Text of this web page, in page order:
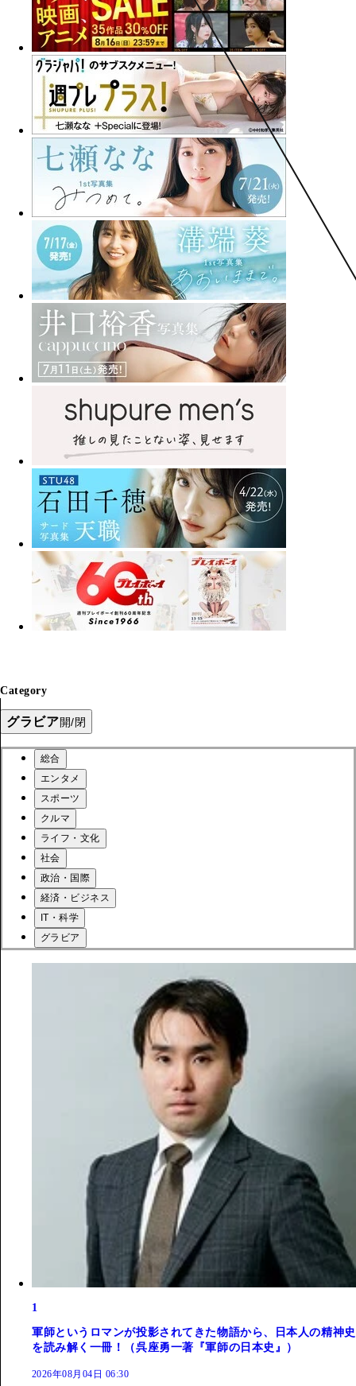
Category
グラビア開/閉
総合
エンタメ
スポーツ
クルマ
ライフ・文化
社会
政治・国際
経済・ビジネス
IT・科学
グラビア
1
軍師というロマンが投影されてきた物語から、日本人の精神史
を読み解く一冊！（呉座勇一著『軍師の日本史』）
2026年08月04日 06:30